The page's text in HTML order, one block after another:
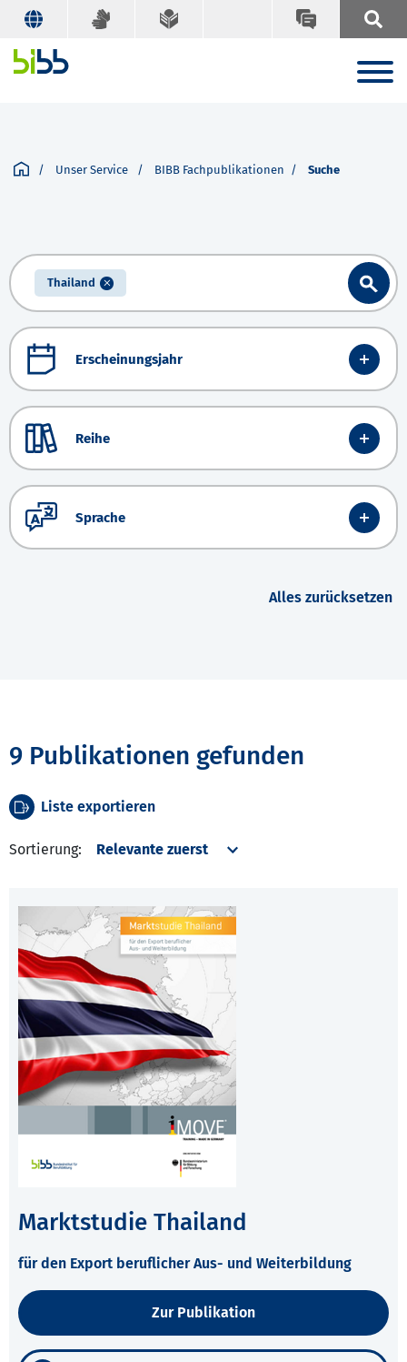
Unser Service BIBB Fachpublikationen Suche
Thailand
Erscheinungsjahr
Reihe
Sprache
Alles zurücksetzen
9 Publikationen gefunden
Liste exportieren
Sortierung:
Marktstudie Thailand
für den Export beruflicher Aus- und Weiterbildung
Zur Publikation